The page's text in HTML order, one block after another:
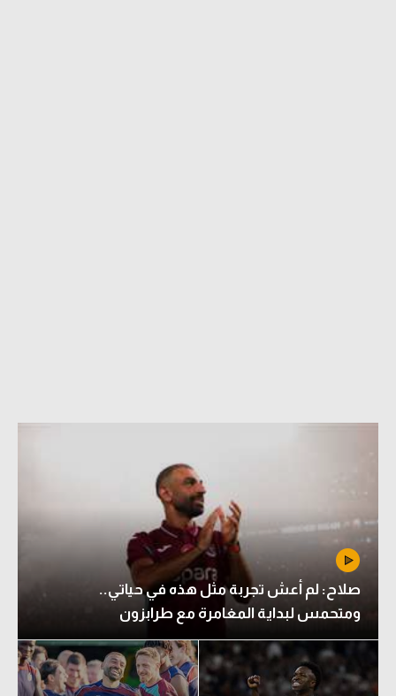
صلاح: لم أعش تجربة مثل هذه في حياتي..
ومتحمس لبداية المغامرة مع طرابزون